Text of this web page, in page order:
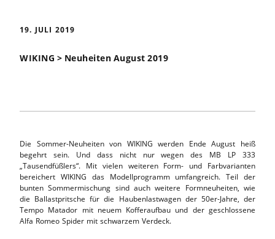
19. JULI 2019
WIKING > Neuheiten August 2019
Die Sommer-Neuheiten von WIKING werden Ende August heiß
begehrt sein. Und dass nicht nur wegen des MB LP 333
„Tausendfüßlers“. Mit vielen weiteren Form- und Farbvarianten
bereichert WIKING das Modellprogramm umfangreich. Teil der
bunten Sommermischung sind auch weitere Formneuheiten, wie
die Ballastpritsche für die Haubenlastwagen der 50er-Jahre, der
Tempo Matador mit neuem Kofferaufbau und der geschlossene
Alfa Romeo Spider mit schwarzem Verdeck.